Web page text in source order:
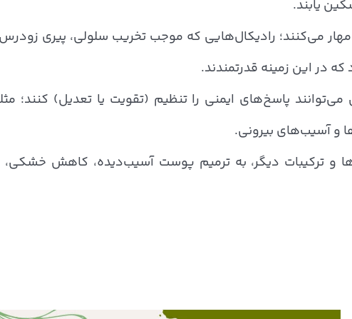
یابند.
مهار می‌کنند؛ رادیکال‌هایی که موجب تخریب سلولی، پیری
در این زمینه قدرتمندند.
پاسخ‌های ایمنی را تنظیم (تقویت یا تعدیل) کنند؛
و آسیب‌های بیرونی.
و ترکیبات دیگر، به ترمیم پوست آسیب‌دیده، کاهش